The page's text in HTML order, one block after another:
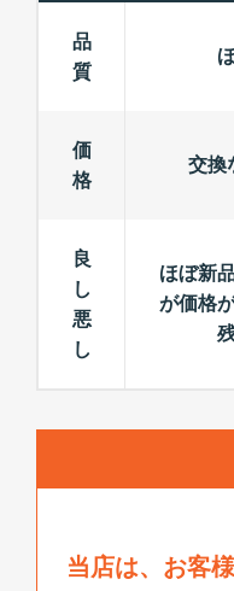
品
質
価
格
交換
良
し
悪
し
ほぼ新
が価格
当店は、お客